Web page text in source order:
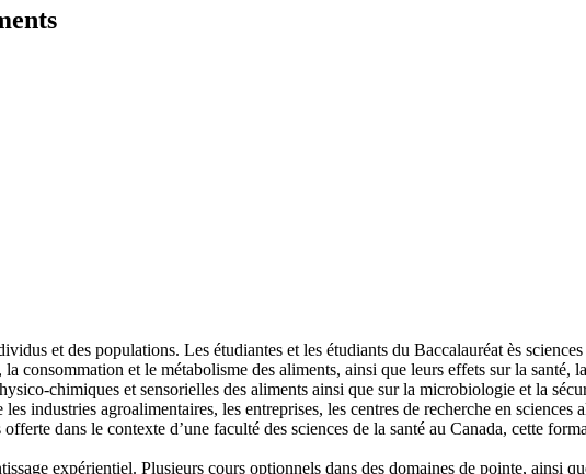
et des populations. Les étudiantes et les étudiants du Baccalauréat ès
consommation et le métabolisme des aliments, ainsi que leurs effets sur la santé,
chimiques et sensorielles des aliments ainsi que sur la microbiologie et la
industries agroalimentaires, les entreprises, les centres de recherche en sciences
dans le contexte d’une faculté des sciences de la santé au Canada, cette
expérientiel. Plusieurs cours optionnels dans des domaines de pointe, ainsi